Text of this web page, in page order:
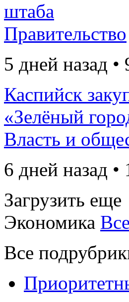
штаба
Правительство
5 дней назад
Каспийск
«Зелёный
Власть и
6 дней назад
Загрузить еще
Экономика
Все